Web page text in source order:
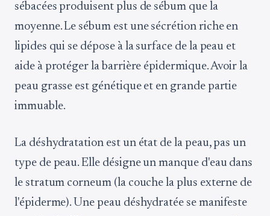
sébacées produisent plus de sébum que la
moyenne. Le sébum est une sécrétion riche en
lipides qui se dépose à la surface de la peau et
aide à protéger la barrière épidermique. Avoir la
peau grasse est génétique et en grande partie
immuable.
La déshydratation est un état de la peau, pas un
type de peau. Elle désigne un manque d'eau dans
le stratum corneum (la couche la plus externe de
l'épiderme). Une peau déshydratée se manifeste